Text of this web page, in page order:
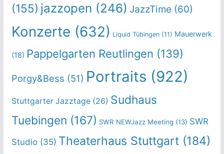
(155) jazzopen (246) JazzTime (60)
Konzerte (632) Liquid Tübingen(11) Mauerwerk
(18) Pappelgarten Reutlingen (139)
Porgy&Bess (51) Portraits (922)
Stuttgarter Jazztage(26) Sudhaus
Tuebingen (167) SWR NEWJazz Meeting (13) SWR
Studio(35) Theaterhaus Stuttgart(184)